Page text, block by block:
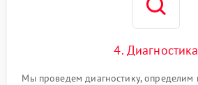
4. Диагностика
Мы проведем диагностику, определим